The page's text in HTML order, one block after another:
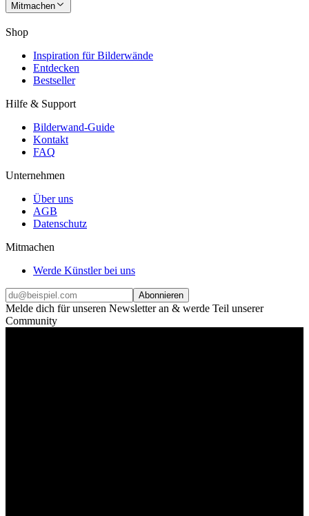
Mitmachen
Shop
Inspiration für Bilderwände
Entdecken
Bestseller
Hilfe & Support
Bilderwand-Guide
Kontakt
FAQ
Unternehmen
Über uns
AGB
Datenschutz
Mitmachen
Werde Künstler bei uns
Abonnieren
Melde dich für unseren Newsletter an & werde Teil unserer
Community